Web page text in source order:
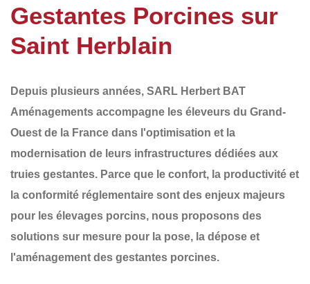
Gestantes Porcines sur
Saint Herblain
Depuis plusieurs années, SARL Herbert BAT
Aménagements accompagne les éleveurs du Grand-
Ouest de la France dans l'optimisation et la
modernisation de leurs infrastructures dédiées aux
truies gestantes. Parce que le confort, la productivité et
la conformité réglementaire sont des enjeux majeurs
pour les élevages porcins, nous proposons des
solutions sur mesure pour la pose, la dépose et
l'aménagement des gestantes porcines.